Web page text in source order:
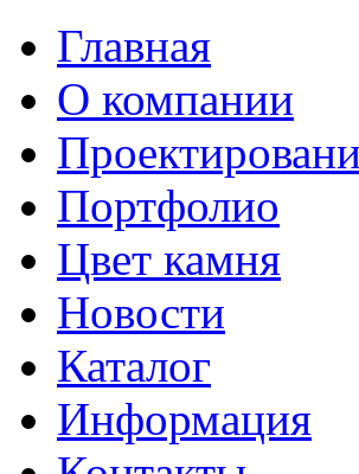
Главная
О компании
Портфолио
Цвет камня
Новости
Каталог
Информация